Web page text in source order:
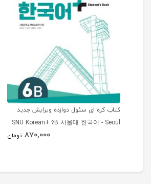
کتاب کره ای سئول دوازده ویرایش جدید
SNU Korean+ 6B 서울대 한국어 - Seoul
870,000 تومان